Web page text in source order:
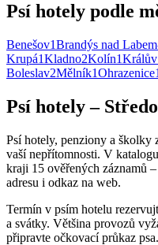
Psí hotely podle
Benešov1Brandýs nad
Krupá1Kladno2Kolín1
Boleslav2Mělník1Ohrazenice1
Psí hotely –
Psí hotely, penziony a školky
vaší nepřítomnosti. V
kraji 15 ověřených záznamů
adresu i odkaz na web.
Termín v psím hotelu
a svátky. Většina provozů
připravte očkovací průkaz psa.